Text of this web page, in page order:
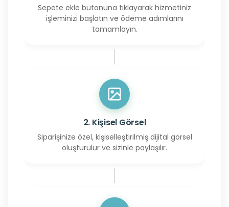
Sepete ekle butonuna tıklayarak hizmetiniz
işleminizi başlatın ve ödeme adımlarını
tamamlayın.
2. Kişisel Görsel
Siparişinize özel, kişiselleştirilmiş dijital görsel
oluşturulur ve sizinle paylaşılır.